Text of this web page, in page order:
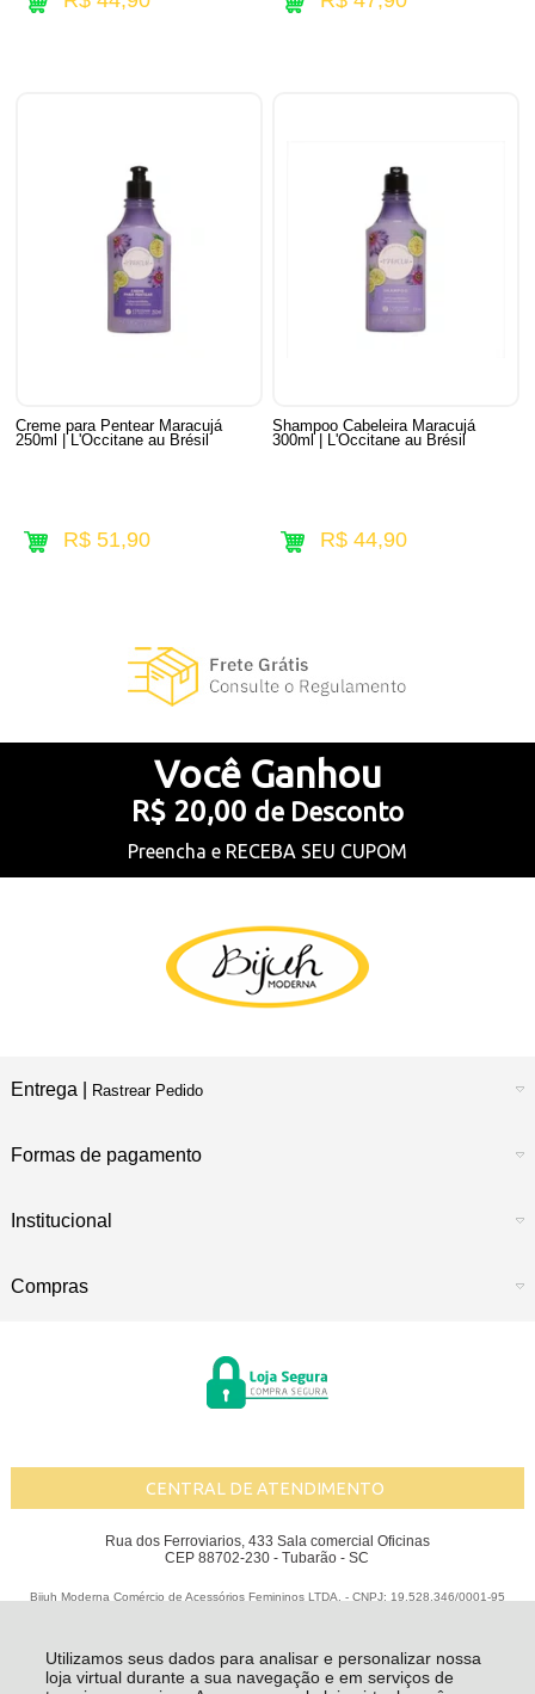
Utilizamos seus dados para analisar e personalizar nossa
loja virtual durante a sua navegação e em serviços de
Creme para Pentear Maracujá
250ml | L'Occitane au Brésil
R$ 51,90
Shampoo Cabeleira Maracujá
300ml | L'Occitane au Brésil
R$ 44,90
Você Ganhou
R$ 20,00 de Desconto
Preencha e RECEBA SEU CUPOM
Entrega | Rastrear Pedido
Formas de pagamento
Institucional
Compras
CENTRAL DE ATENDIMENTO
Rua dos Ferroviarios, 433 Sala comercial Oficinas
CEP 88702-230 - Tubarão - SC
Bijuh Moderna Comércio de Acessórios Femininos LTDA. - CNPJ: 19.528.346/0001-95